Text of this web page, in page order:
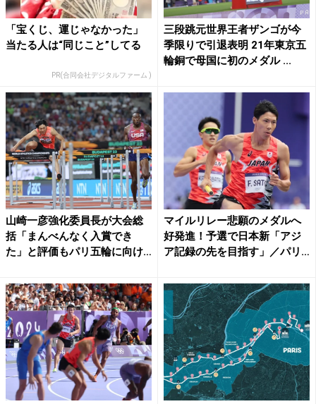
「宝くじ、運じゃなかった」
当たる人は“同じこと”してる
PR(合同会社デジタルファーム )
三段跳元世界王者ザンゴが今
季限りで引退表明 21年東京五
輪銅で母国に初のメダル ...
山崎一彦強化委員長が大会総
括「まんべんなく入賞でき
た」と評価もパリ五輪に向け
マイルリレー悲願のメダルへ
好発進！予選で日本新「アジ
ア記録の先を目指す」／パリ